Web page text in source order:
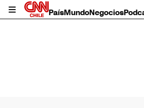
PaísMundoNegocios